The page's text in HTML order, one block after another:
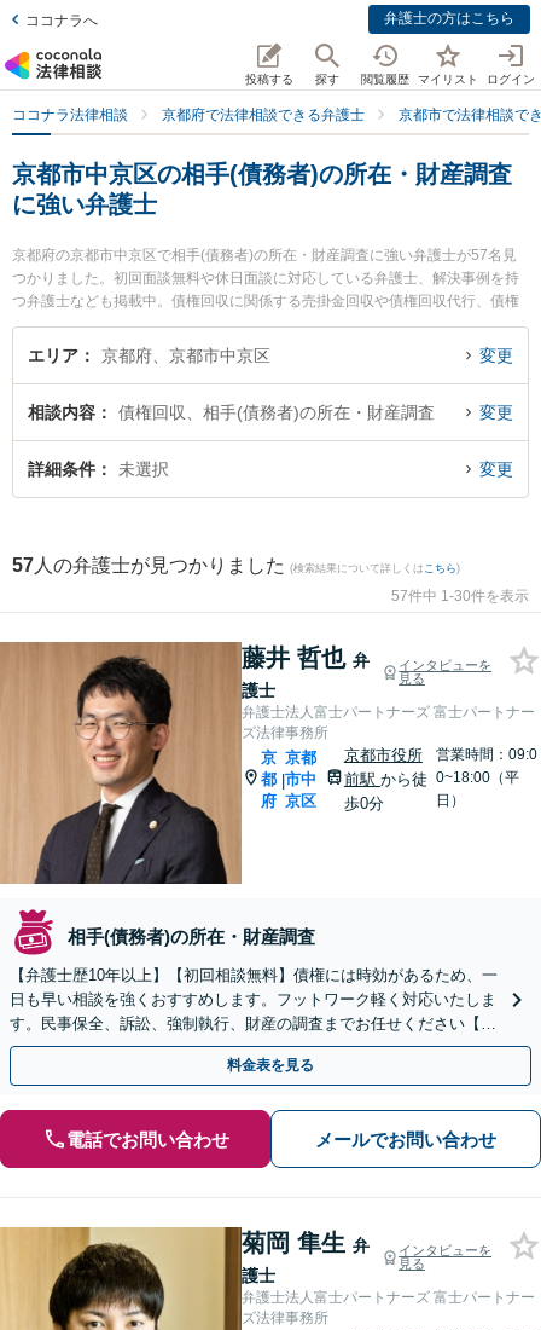
ココナラへ 弁護士の方はこちら
投稿する 探す 閲覧履歴 マイリスト ログイン
ココナラ法律相談 京都府で法律相談できる弁護士 京都市で法律相談で
京都市中京区の相手(債務者)の所在・財産調査
に強い弁護士
京都府の京都市中京区で相手(債務者)の所在・財産調査に強い弁護士が57名見
つかりました。初回面談無料や休日面談に対応している弁護士、解決事例を持
つ弁護士なども掲載中。債権回収に関係する売掛金回収や債権回収代行、債権
の時効中断等の細かな分野での絞り込み検索もでき便利です。特に弁護士法人
富士パートナーズ 富士パートナーズ法律事務所の藤井 哲也弁護士や弁護士法人
れています。『京都市中京区で土日や夜間に発生した相手(債務者)の所在・財産
調査のトラブルを今すぐに弁護士に相談したい』『相手(債務者)の所在・財産調
査のトラブル解決の実績豊富な近くの弁護士を検索したい』『初回相談無料で
エリア 京都府、京都市中京区 変更
相談内容 債権回収、相手(債務者)の所在・財産調査 変更
詳細条件 未選択 変更
57 人の弁護士が見つかりました (検索結果について詳しくは こちら)
57件中 1-30件を表示
藤井 哲也 弁
護士
インタビューを
見る
弁護士法人富士パートナーズ 富士パートナー
ズ法律事務所
京
都
府
|
京都
市中
京区
京都市役所
前駅 から徒
歩0分
営業時間：09:0
0~18:00（平
日）
相手(債務者)の所在・財産調査
【弁護士歴10年以上】【初回相談無料】債権には時効があるため、一
日も早い相談を強くおすすめします。フットワーク軽く対応いたしま
す。民事保全、訴訟、強制執行、財産の調査までお任せください【休
日・夜間相談可】【京都市役所前駅5分】
料金表を見る
電話でお問い合わせ メールでお問い合わせ
菊岡 隼生 弁
護士
インタビューを
見る
弁護士法人富士パートナーズ 富士パートナー
ズ法律事務所